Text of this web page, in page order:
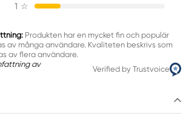
EUROPE GMBH
87
20
1 ☆
Produkten har en mycket fin och populär
av många användare. Kvaliteten beskrivs som
av flera användare.
av
Verified by Trustvoice